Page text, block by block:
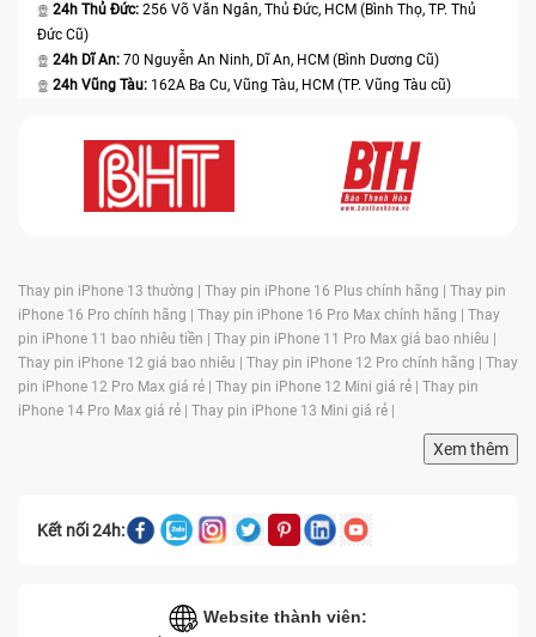
24h Thủ Đức: 256 Võ Văn Ngân, Thủ Đức, HCM (Bình Thọ, TP. Thủ
Đức Cũ)
24h Dĩ An: 70 Nguyễn An Ninh, Dĩ An, HCM (Bình Dương Cũ)
24h Vũng Tàu: 162A Ba Cu, Vũng Tàu, HCM (TP. Vũng Tàu cũ)
Thay pin iPhone 13 thường | Thay pin iPhone 16 Plus chính hãng | Thay pin
iPhone 16 Pro chính hãng | Thay pin iPhone 16 Pro Max chính hãng | Thay
pin iPhone 11 bao nhiêu tiền | Thay pin iPhone 11 Pro Max giá bao nhiêu |
Thay pin iPhone 12 giá bao nhiêu | Thay pin iPhone 12 Pro chính hãng | Thay
pin iPhone 12 Pro Max giá rẻ | Thay pin iPhone 12 Mini giá rẻ | Thay pin
iPhone 14 Pro Max giá rẻ | Thay pin iPhone 13 Mini giá rẻ |
Xem thêm
Kết nối 24h:
Website thành viên: